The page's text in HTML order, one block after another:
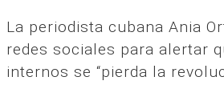
La periodista cubana Ania
redes sociales para alertar
internos se “pierda la